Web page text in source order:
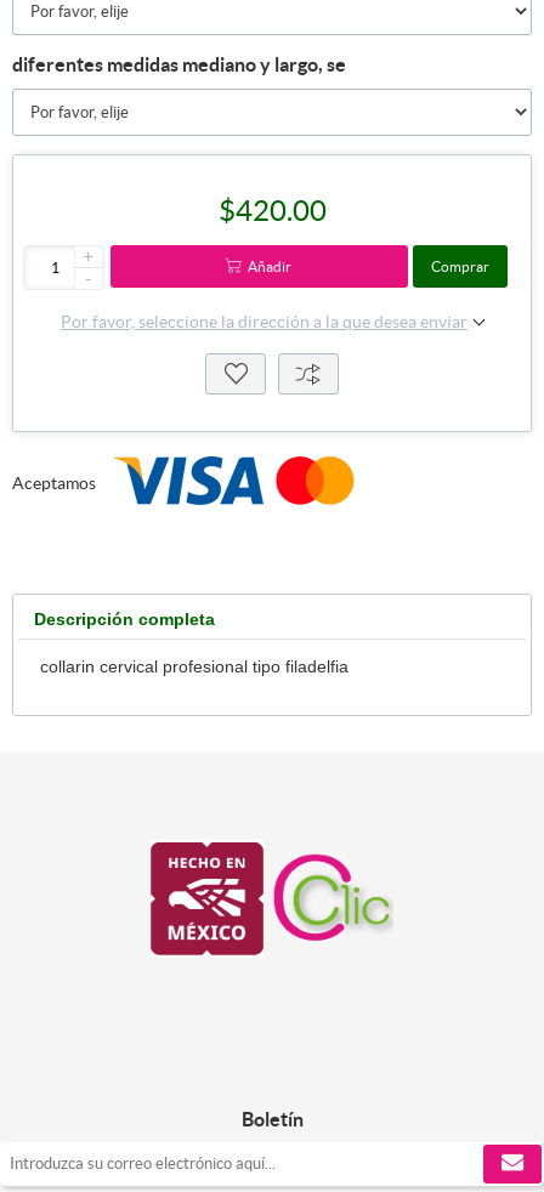
diferentes medidas mediano y largo, se
$420.00
+
-
Añadir Comprar
Por favor, seleccione la dirección a la que desea enviar
Aceptamos
Descripción completa
collarin cervical profesional tipo filadelfia
Boletín